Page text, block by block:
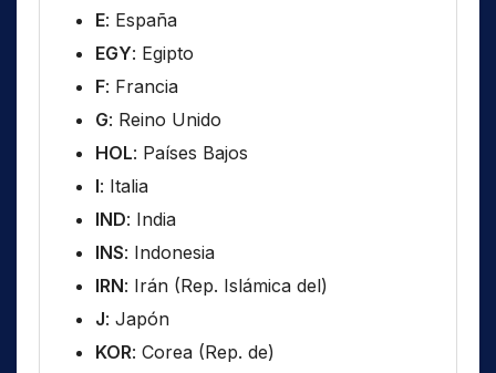
E: España
EGY: Egipto
F: Francia
G: Reino Unido
HOL: Países Bajos
I: Italia
IND: India
INS: Indonesia
IRN: Irán (Rep. Islámica del)
J: Japón
KOR: Corea (Rep. de)